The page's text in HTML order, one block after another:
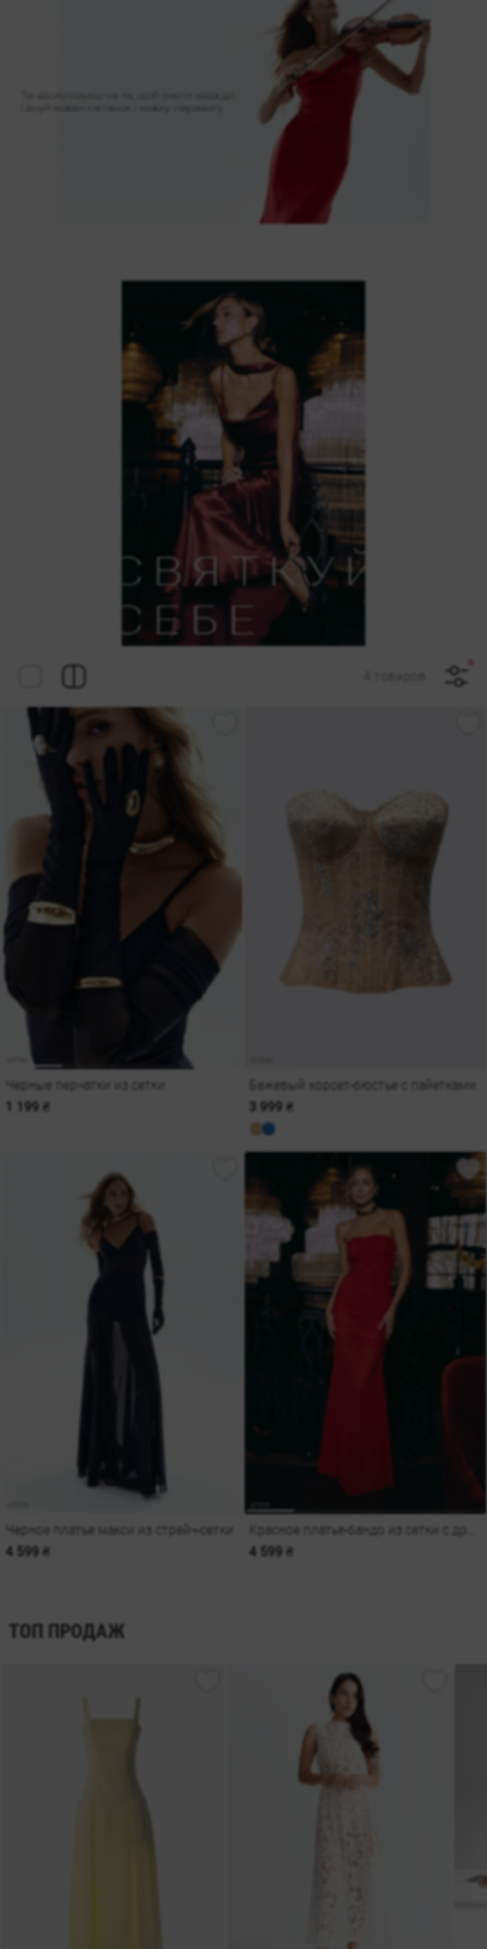
Черные перчатки из сетки
1 199 ₴
Бежевый корсет-бюстье с пайетками
3 999 ₴
Черное платье макси из стрейч-сетки
4 599 ₴
4 599 ₴
ТОП ПРОДАЖ